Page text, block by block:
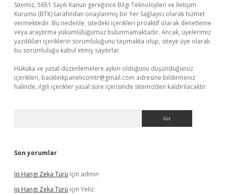
Sitemiz, 5651 Sayılı Kanun gereğince Bilgi Teknolojileri ve İletişim
Kurumu (BTK) tarafından onaylanmış bir Yer Sağlayıcı olarak hizmet
vermektedir. Bu nedenle, sitedeki içerikleri proaktif olarak denetleme
veya araştırma yükümlülüğümüz bulunmamaktadır. Ancak, üyelerimiz
yazdıkları içeriklerin sorumluluğunu taşımakta olup, siteye üye olarak
bu sorumluluğu kabul etmiş sayılırlar.
Hukuka ve yasal düzenlemelere aykırı olduğunu düşündüğünüz
içerikleri, backlinkpanelicomtr@gmail.com adresine bildirmeniz
halinde, ilgili içerikler yasal süre içerisinde sitemizden kaldırılacaktır.
Son yorumlar
Iq Hangi Zeka Türü için admin
Iq Hangi Zeka Türü için Yeliz